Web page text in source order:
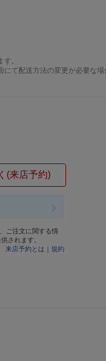
。
て配送方法の変更が必要な場
(来店予約)
ご注文に関する情
されます。
来店予約とは ｜ 規約